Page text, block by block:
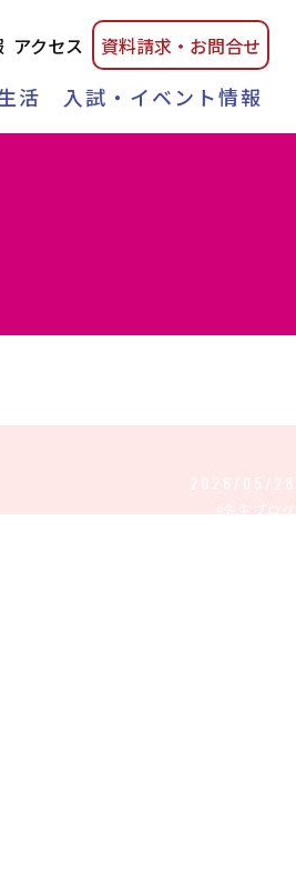
アクセス 資料請求・ お問合せ
活 入試・イベント情報